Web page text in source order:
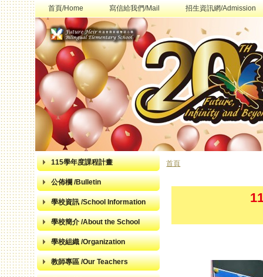
首頁/Home 寫信給我們/Mail 招生資訊網/Admission
115學年度課程計畫
公佈欄 /Bulletin
學校資訊 /School Information
學校簡介 /About the School
學校組織 /Organization
教師專區 /Our Teachers
首頁